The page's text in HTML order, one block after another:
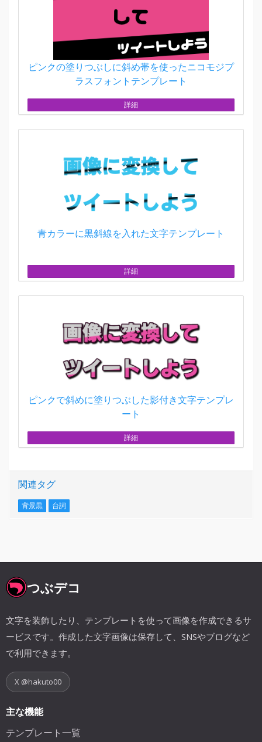
ピンクの塗りつぶしに斜め帯を使ったニコモジプ
ラスフォントテンプレート
詳細
青カラーに黒斜線を入れた文字テンプレート
詳細
ピンクで斜めに塗りつぶした影付き文字テンプレ
ート
詳細
関連タグ
背景黒 台詞
つぶデコ
文字を装飾したり、テンプレートを使って画像を作成できるサ
ービスです。作成した文字画像は保存して、SNSやブログなど
で利用できます。
X @hakuto00
主な機能
テンプレート一覧